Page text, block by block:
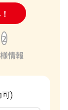
ム
2
情報
可)